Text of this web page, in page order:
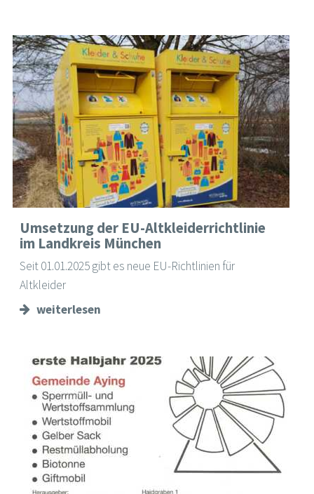
Umsetzung der EU-Altkleiderrichtlinie
im Landkreis München
Seit 01.01.2025 gibt es neue EU-Richtlinien für
Altkleider
weiterlesen